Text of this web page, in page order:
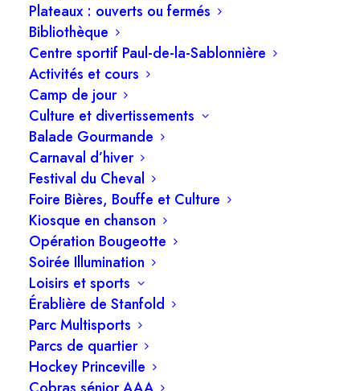
Plateaux : ouverts ou fermés
Bibliothèque
Centre sportif Paul-de-la-Sablonnière
Activités et cours
Camp de jour
Culture et divertissements
Balade Gourmande
Carnaval d’hiver
Festival du Cheval
Foire Bières, Bouffe et Culture
Kiosque en chanson
Opération Bougeotte
Soirée Illumination
Loisirs et sports
Érablière de Stanfold
Parc Multisports
Parcs de quartier
Hockey Princeville
Orientation 3 : qualité de
vie et inclusion sociale
Bien s’organiser et bien s’aménager sont des
bases solides, mais ce qui fait vraiment la force
d’une ville, c’est la qualité de vie de ses citoyens.
Dans ce troisième article, nous explorons
comment Princeville souhaite renforcer le bien-
être collectif et s’assurer que chacun trouve sa
place. C’est toute la raison d’être de l’orientation
Qualité de vie et inclusion sociale
Une ville vivante et accueillante, c’est une ville